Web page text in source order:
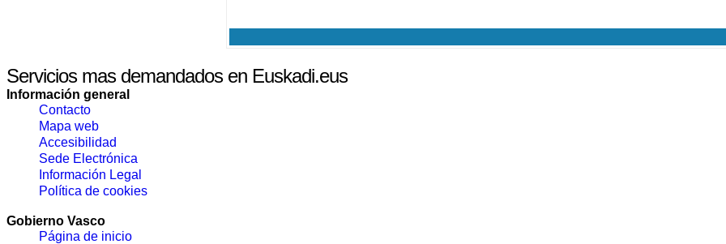
Servicios mas demandados en Euskadi.eus
Información general
Contacto
Mapa web
Accesibilidad
Sede Electrónica
Información Legal
Política de cookies
Gobierno Vasco
Página de inicio